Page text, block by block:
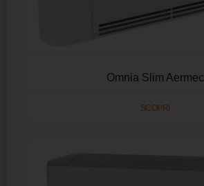
Omnia Slim Aermec
SCOPRI